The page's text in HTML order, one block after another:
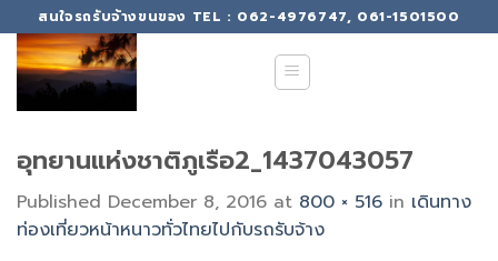
to
content
สนใจรถรับจ้างขนของ TEL : 062-4976747, 061-1501500
อุทยานแห่งชาติภูเรือ2_1437043057
Published December 8, 2016 at 800 × 516 in เดินทาง
ท่องเที่ยวหน้าหนาวทั่วไทยไปกับรถรับจ้าง